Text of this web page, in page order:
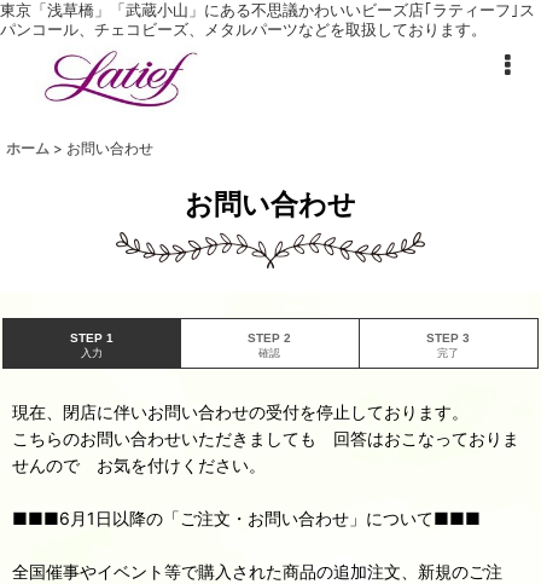
東京「浅草橋」「武蔵小山」にある不思議かわいいビーズ店｢ラティーフ｣ ス
パンコール、チェコビーズ、メタルパーツなどを取扱しております。
ホーム > お問い合わせ
お問い合わせ
STEP 1
入力
STEP 2
確認
STEP 3
完了
現在、閉店に伴いお問い合わせの受付を停止しております。
こちらのお問い合わせいただきましても 回答はおこなっておりま
せんので お気を付けください。
■■■6月1日以降の「ご注文・お問い合わせ」について■■■
全国催事やイベント等で購入された商品の追加注文、新規のご注